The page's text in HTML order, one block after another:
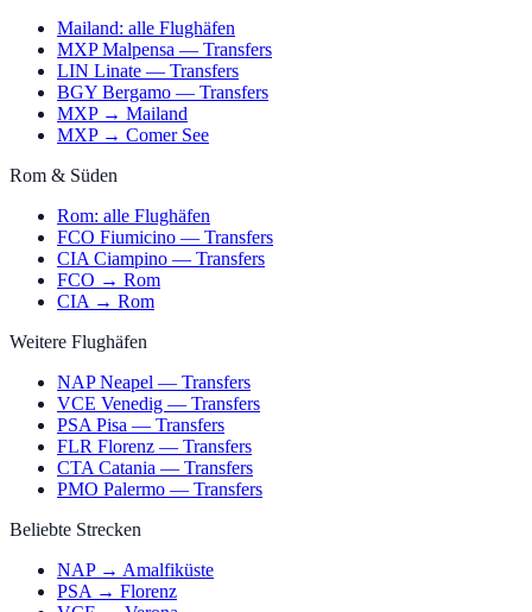
Mailand: alle Flughäfen
MXP Malpensa — Transfers
LIN Linate — Transfers
BGY Bergamo — Transfers
MXP → Mailand
MXP → Comer See
Rom & Süden
Rom: alle Flughäfen
FCO Fiumicino — Transfers
CIA Ciampino — Transfers
FCO → Rom
CIA → Rom
Weitere Flughäfen
NAP Neapel — Transfers
VCE Venedig — Transfers
PSA Pisa — Transfers
FLR Florenz — Transfers
CTA Catania — Transfers
PMO Palermo — Transfers
Beliebte Strecken
NAP → Amalfiküste
PSA → Florenz